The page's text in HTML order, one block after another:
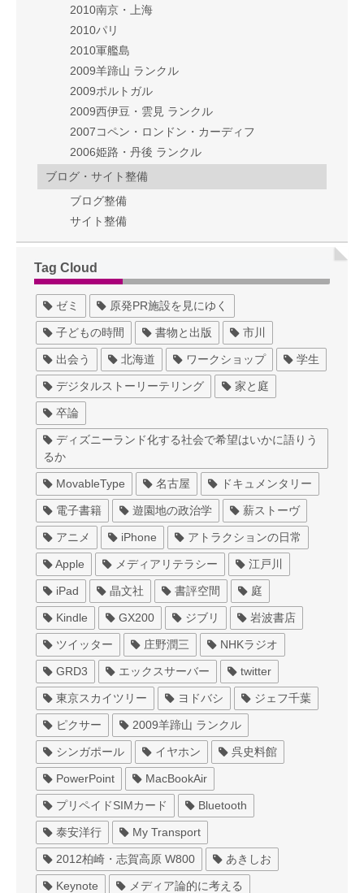
2010南京・上海
2010パリ
2010軍艦島
2009羊蹄山 ランクル
2009ポルトガル
2009西伊豆・雲見 ランクル
2007コペン・ロンドン・カーディフ
2006姫路・丹後 ランクル
ブログ・サイト整備
ブログ整備
サイト整備
Tag Cloud
ゼミ 原発PR施設を見にゆく
子どもの時間 書物と出版 市川
出会う 北海道 ワークショップ 学生
デジタルストーリーテリング 家と庭
卒論
ディズニーランド化する社会で希望はいかに語りう
るか
MovableType 名古屋 ドキュメンタリー
電子書籍 遊園地の政治学 薪ストーヴ
アニメ iPhone アトラクションの日常
Apple メディアリテラシー 江戸川
iPad 晶文社 書評空間 庭
Kindle GX200 ジブリ 岩波書店
ツイッター 庄野潤三 NHKラジオ
GRD3 エックスサーバー twitter
東京スカイツリー ヨドバシ ジェフ千葉
ピクサー 2009羊蹄山 ランクル
シンガポール イヤホン 呉史料館
PowerPoint MacBookAir
プリペイドSIMカード Bluetooth
泰安洋行 My Transport
2012柏崎・志賀高原 W800 あきしお
Keynote メディア論的に考える